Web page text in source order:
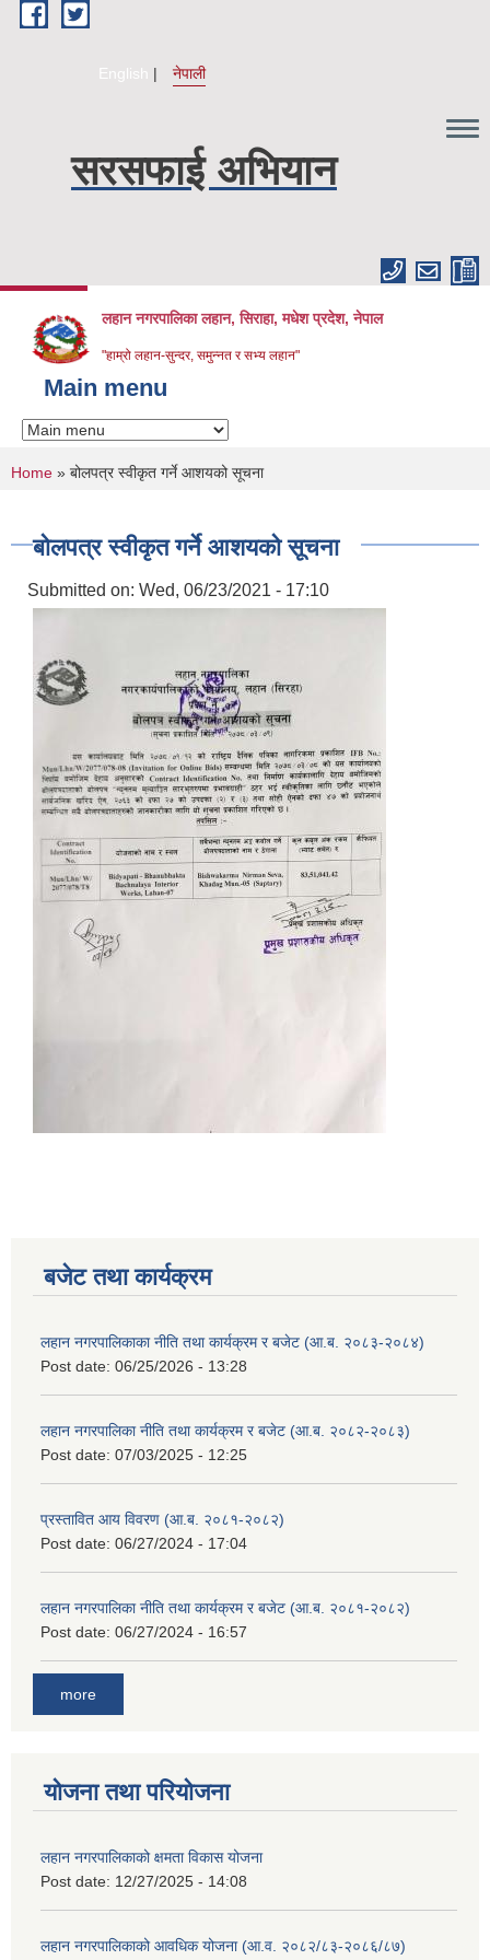
Skip to main content
English नेपाली
सरसफाई अभियान
लहान नगरपालिका लहान, सिराहा, मधेश प्रदेश, नेपाल
"हाम्रो लहान-सुन्दर, समुन्नत र सभ्य लहान"
Main menu
You are here
Home » बोलपत्र स्वीकृत गर्ने आशयको सूचना
बोलपत्र स्वीकृत गर्ने आशयको सूचना
Submitted on: Wed, 06/23/2021 - 17:10
बजेट तथा कार्यक्रम
लहान नगरपालिकाका नीति तथा कार्यक्रम र बजेट (आ.ब. २०८३-२०८४)
Post date: 06/25/2026 - 13:28
लहान नगरपालिका नीति तथा कार्यक्रम र बजेट (आ.ब. २०८२-२०८३)
Post date: 07/03/2025 - 12:25
प्रस्तावित आय विवरण (आ.ब. २०८१-२०८२)
Post date: 06/27/2024 - 17:04
लहान नगरपालिका नीति तथा कार्यक्रम र बजेट (आ.ब. २०८१-२०८२)
Post date: 06/27/2024 - 16:57
more
योजना तथा परियोजना
लहान नगरपालिकाको क्षमता विकास योजना
Post date: 12/27/2025 - 14:08
लहान नगरपालिकाको आवधिक योजना (आ.व. २०८२/८३-२०८६/८७)